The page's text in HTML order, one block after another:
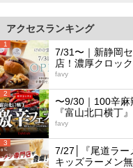
アクセスランキング
1
7/31〜｜新静岡
店！濃厚クロッ
favy
2
〜9/30｜100辛麻
『富山北口横丁
favy
3
7/27│『尾道ラー
キッズラーメン